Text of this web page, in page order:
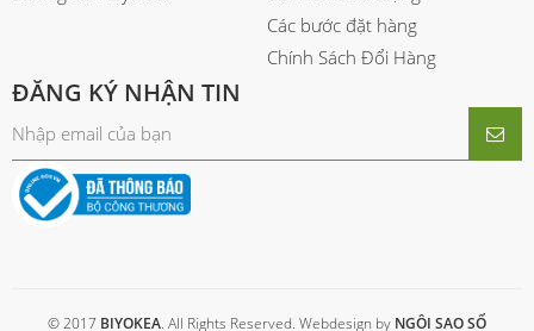
Các bước đặt hàng
Chính Sách Đổi Hàng
ĐĂNG KÝ NHẬN TIN
© 2017 BIYOKEA. All Rights Reserved. Webdesign by NGÔI SAO SỐ